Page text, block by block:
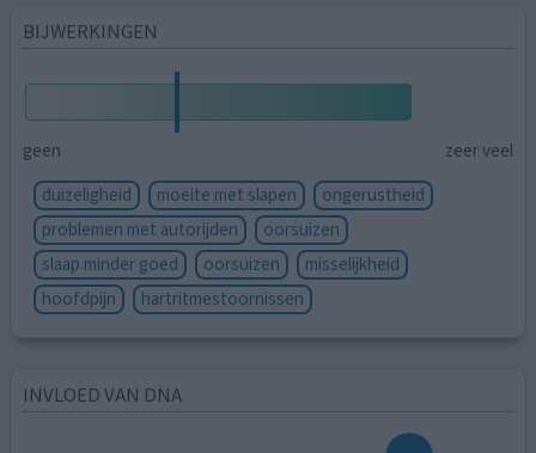
BIJWERKINGEN
geen
zeer veel
duizeligheid
moeite met slapen
ongerustheid
problemen met autorijden
oorsuizen
slaap minder goed
oorsuizen
misselijkheid
hoofdpijn
hartritmestoornissen
INVLOED VAN DNA